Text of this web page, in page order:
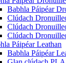
Babhla Páipéar
Clúdach
Clúdach
Clúdach
Páipéar Leathan
Babhla Páipéar